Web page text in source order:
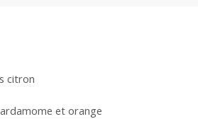
citron
et orange